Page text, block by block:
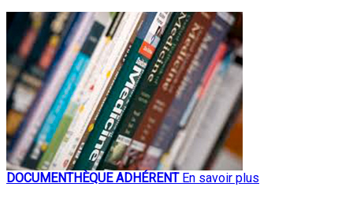
DOCUMENTHÈQUE ADHÉRENT En savoir plus